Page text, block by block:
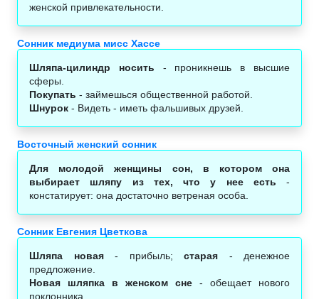
женской привлекательности.
Сонник медиума мисс Хассе
Шляпа-цилиндр носить - проникнешь в высшие
сферы.
Покупать - займешься общественной работой.
Шнурок - Видеть - иметь фальшивых друзей.
Восточный женский сонник
Для молодой женщины сон, в котором она
выбирает шляпу из тех, что у нее есть -
констатирует: она достаточно ветреная особа.
Сонник Евгения Цветкова
Шляпа новая- прибыль; старая - денежное
предложение.
Новая шляпка в женском сне - обещает нового
поклонника